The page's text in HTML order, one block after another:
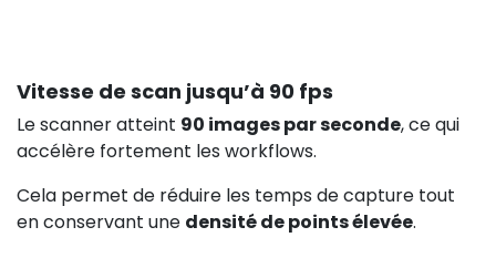
Vitesse de scan jusqu’à 90 fps
Le scanner atteint 90 images par seconde, ce qui
accélère fortement les workflows.
Cela permet de réduire les temps de capture tout
en conservant une densité de points élevée.